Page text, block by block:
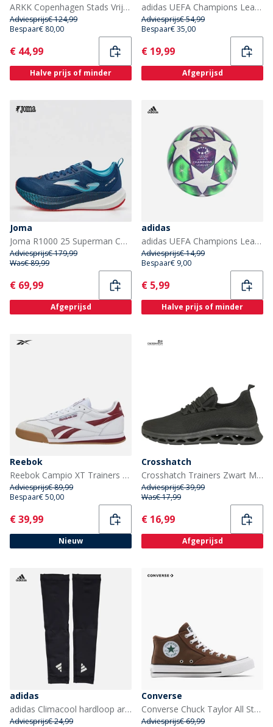
ARKK Copenhagen Stads Vrije Sneakers Brown Tofu
Adviesprijs€ 124,99
Bespaar€ 80,00
Current
€ 44,99
Halve prijs of minder
adidas UEFA Champions League 24/25 Pro Zaal Wedstrijd Futsal (FIFA Quality Pro Gecertificeerd) Wit/Zwart/Platinum Metallic/Team Solar Yellow
Adviesprijs€ 54,99
Bespaar€ 35,00
Current
€ 19,99
Afgeprijsd
Joma
Joma R1000 25 Superman Carbon Plate Neutrale Hardloopschoenen Navy Blue
Adviesprijs€ 179,99
Was€ 89,99
Current
€ 69,99
Afgeprijsd
adidas
adidas UEFA Champions League 25/26 Mini Voetbal Wit/Shock Pink/Multi/Solar Yellow
Adviesprijs€ 14,99
Bespaar€ 9,00
Current
€ 5,99
Halve prijs of minder
Reebok
Reebok Campio XT Trainers Wit/Classic Burgundy/Gum
Adviesprijs€ 89,99
Bespaar€ 50,00
Current
€ 39,99
Nieuw
Crosshatch
Crosshatch Trainers Zwart Mono
Adviesprijs€ 39,99
Was€ 17,99
Current
€ 16,99
Afgeprijsd
adidas
adidas Climacool hardloop arm sleeves Zwart/Wit
Adviesprijs€ 24,99
Converse
Converse Chuck Taylor All Star Malden Street Mid Sneakers Grounded/Wit/Zwart
Adviesprijs€ 69,99